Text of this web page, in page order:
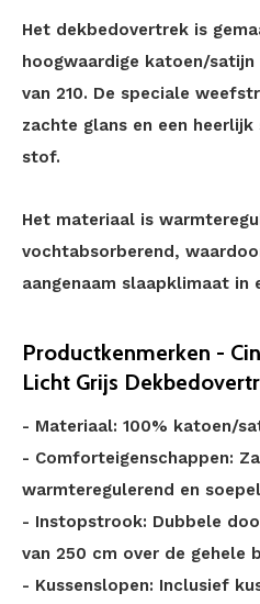
Het dekbedovertrek is
hoogwaardige katoen/
van 210. De speciale
zachte glans en een
stof.
Het materiaal is
vochtabsorberend,
aangenaam slaapklimaat in
Productkenmerken -
Licht Grijs
- Materiaal: 100% katoen/
- Comforteigenschappen:
warmteregulerend en soepel
- Instopstrook: Dubbele
van 250 cm over de gehele
- Kussenslopen: Inclusief